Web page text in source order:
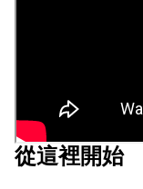
從這裡開始